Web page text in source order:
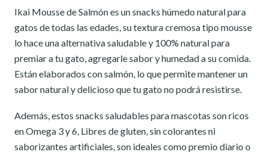
Ikai Mousse de Salmón es un snacks húmedo natural para
gatos de todas las edades, su textura cremosa tipo mousse
lo hace una alternativa saludable y 100% natural para
premiar a tu gato, agregarle sabor y humedad a su comida.
Están elaborados con salmón, lo que permite mantener un
sabor natural y delicioso que tu gato no podrá resistirse.
Además, estos snacks saludables para mascotas son ricos
en Omega 3 y 6, Libres de gluten, sin colorantes ni
saborizantes artificiales, son ideales como premio diario o